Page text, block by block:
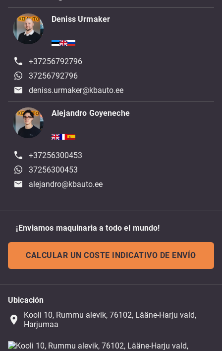
Deniss Urmaker
+37256792796
37256792796
deniss.urmaker@kbauto.ee
Alejandro Goyeneche
+37256300453
37256300453
alejandro@kbauto.ee
¡Enviamos maquinaria a todo el mundo!
CALCULAR UN COSTE INDICATIVO DE ENVÍO
Ubicación
place
Kooli 10, Rummu alevik, 76102, Lääne-Harju vald,
Harjumaa